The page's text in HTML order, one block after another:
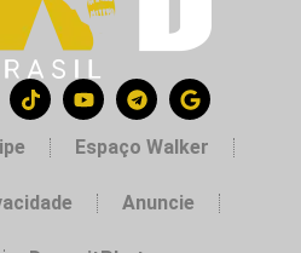
Espaço Walker
Anuncie